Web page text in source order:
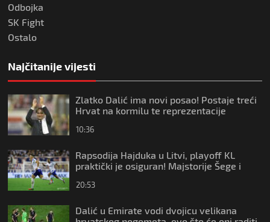
Odbojka
SK Fight
Ostalo
Najčitanije vijesti
Zlatko Dalić ima novi posao! Postaje treći
Hrvat na kormilu te reprezentacije
10:36
Rapsodija Hajduka u Litvi, playoff KL
praktički je osiguran! Majstorije Šege i
20:53
Dalić u Emirate vodi dvojicu velikana